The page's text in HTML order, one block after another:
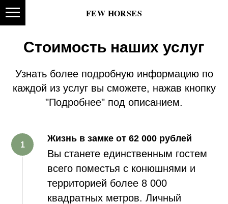
FEW HORSES
Стоимость наших услуг
Узнать более подробную информацию по
каждой из услуг вы сможете, нажав кнопку
"Подробнее" под описанием.
Жизнь в замке от 62 000 рублей
Вы станете единственным гостем
всего поместья с конюшнями и
территорией более 8 000
квадратных метров. Личный